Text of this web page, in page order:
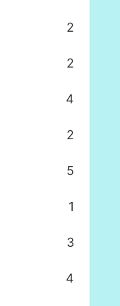
2
2
4
2
5
1
3
4